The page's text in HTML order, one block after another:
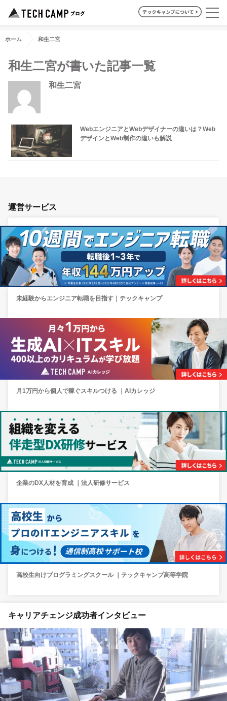
ホーム 和生二宮
和生二宮が書いた記事一覧
和生二宮
WebエンジニアとWebデザイナーの違いは？Web
デザインとWeb制作の違いも解説
運営サービス
未経験からエンジニア転職を目指す｜テックキャンプ
月1万円から個人で稼ぐスキルつける ｜AIカレッジ
企業のDX人材を育成 ｜法人研修サービス
高校生向けプログラミングスクール ｜テックキャンプ高等学院
キャリアチェンジ成功者インタビュー